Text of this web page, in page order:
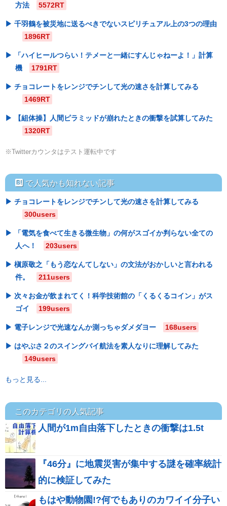
方法
5572RT
千羽鶴を被災地に送るべきでないスピリチュアル上の3つの理由
1896RT
「ハイヒールつらい！テメーと一緒にすんじゃねーよ！」計算
機
1791RT
チョコレートをレンジでチンして光の速さを計算してみる
1469RT
【組体操】人間ピラミッドが崩れたときの衝撃を試算してみた
1320RT
※Twitterカウンタはテスト運転中です
hatebu で人気かも知れない記事
チョコレートをレンジでチンして光の速さを計算してみる
300users
「電気を食べて生きる微生物」の何がスゴイか判らない全ての
人へ！
203users
槇原敬之「もう恋なんてしない」の文法がおかしいと言われる
件。
211users
次々お金が飲まれてく！科学技術館の「くるくるコイン」がス
ゴイ
199users
電子レンジで光速なんか測っちゃダメダヨー 168users
はやぶさ２のスイングバイ航法を素人なりに理解してみた
149users
もっと見る...
このカテゴリの人気記事
人間が1m自由落下したときの衝撃は1.5t
『46分』に地震災害が集中する謎を確率統計
的に検証してみた
もはや動物園!?何でもありのカワイイ分子い